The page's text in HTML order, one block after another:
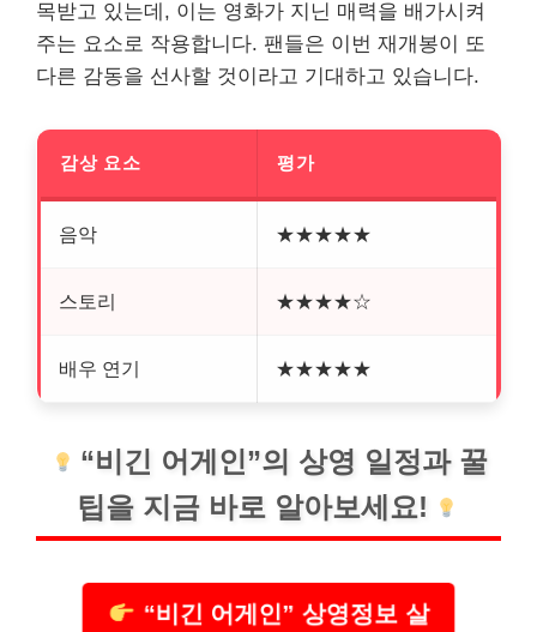
목받고 있는데, 이는 영화가 지닌 매력을 배가시켜
주는 요소로 작용합니다. 팬들은 이번 재개봉이 또
다른 감동을 선사할 것이라고 기대하고 있습니다.
감상 요소 평가
음악 ★★★★★
스토리 ★★★★☆
배우 연기 ★★★★★
“비긴 어게인”의 상영 일정과 꿀
팁을 지금 바로 알아보세요!
“비긴 어게인” 상영정보 살